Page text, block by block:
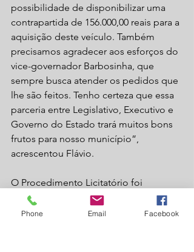
possibilidade de disponibilizar uma
contrapartida de 156.000,00 reais para a
aquisição deste veículo. Também
precisamos agradecer aos esforços do
vice-governador Barbosinha, que
sempre busca atender os pedidos que
lhe são feitos. Tenho certeza que essa
parceria entre Legislativo, Executivo e
Governo do Estado trará muitos bons
frutos para nosso município”,
acrescentou Flávio.
O Procedimento Licitatório foi
homologado em favor da empresa
ENZO VEÍCULOS LTDA, que foi
Phone Email Facebook